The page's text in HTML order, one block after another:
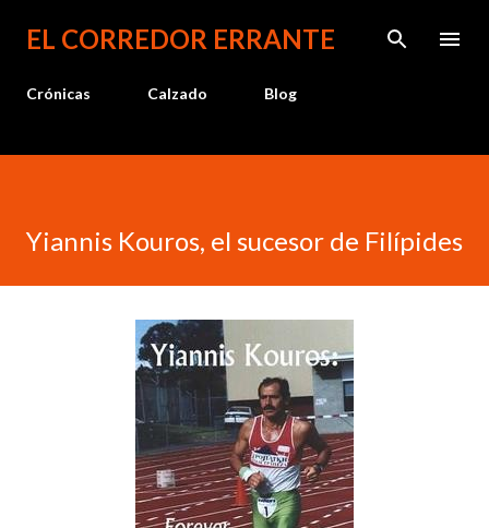
Ir al contenido principal
EL CORREDOR ERRANTE
Crónicas Calzado Blog
Yiannis Kouros, el sucesor de Filípides